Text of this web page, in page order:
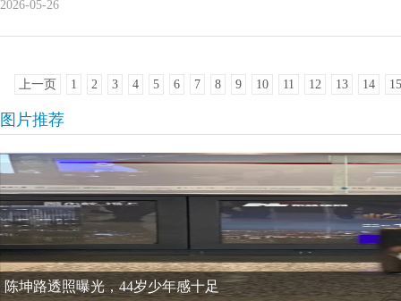
2026-05-26
上一页 1 2 3 4 5 6 7 8 9 10 11 12 13 14 15
图片推荐
陈坤路透照曝光，44岁少年感十足